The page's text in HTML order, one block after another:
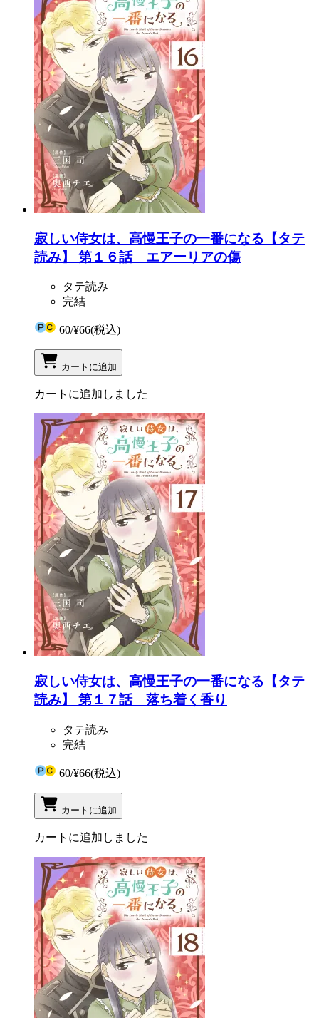
寂しい侍女は、高慢王子の一番になる【タテ
読み】 第１６話 エアーリアの傷
タテ読み
完結
60/¥66(税込)
カートに追加
カートに追加しました
寂しい侍女は、高慢王子の一番になる【タテ
読み】 第１７話 落ち着く香り
タテ読み
完結
60/¥66(税込)
カートに追加
カートに追加しました